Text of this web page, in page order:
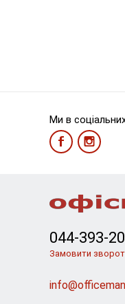
Ми в
044-393-
Замовити